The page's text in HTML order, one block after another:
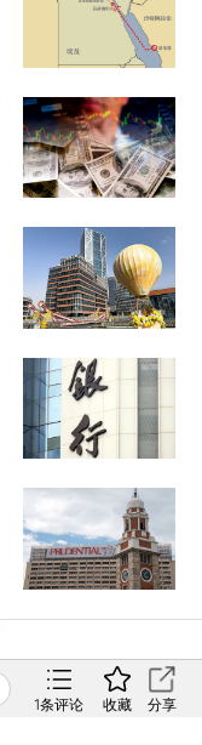
1条评论 收藏 分享